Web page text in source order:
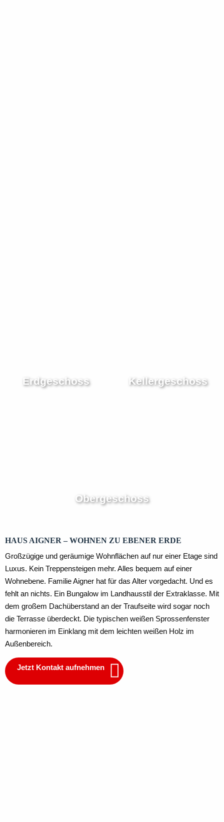
Erdgeschoss Kellergeschoss
Obergeschoss
HAUS AIGNER – WOHNEN ZU EBENER ERDE
Großzügige und geräumige Wohnflächen auf nur einer Etage sind
Luxus. Kein Treppensteigen mehr. Alles bequem auf einer
Wohnebene. Familie Aigner hat für das Alter vorgedacht. Und es
fehlt an nichts. Ein Bungalow im Landhausstil der Extraklasse. Mit
dem großem Dachüberstand an der Traufseite wird sogar noch
die Terrasse überdeckt. Die typischen weißen Sprossenfenster
harmonieren im Einklang mit dem leichten weißen Holz im
Außenbereich.
Jetzt Kontakt aufnehmen